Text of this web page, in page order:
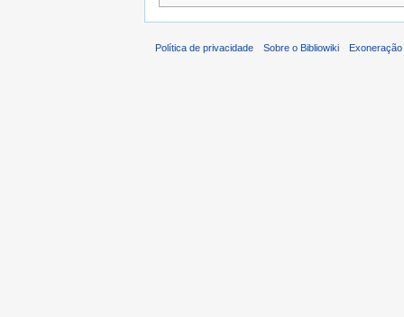
Política de privacidade Sobre o Bibliowiki